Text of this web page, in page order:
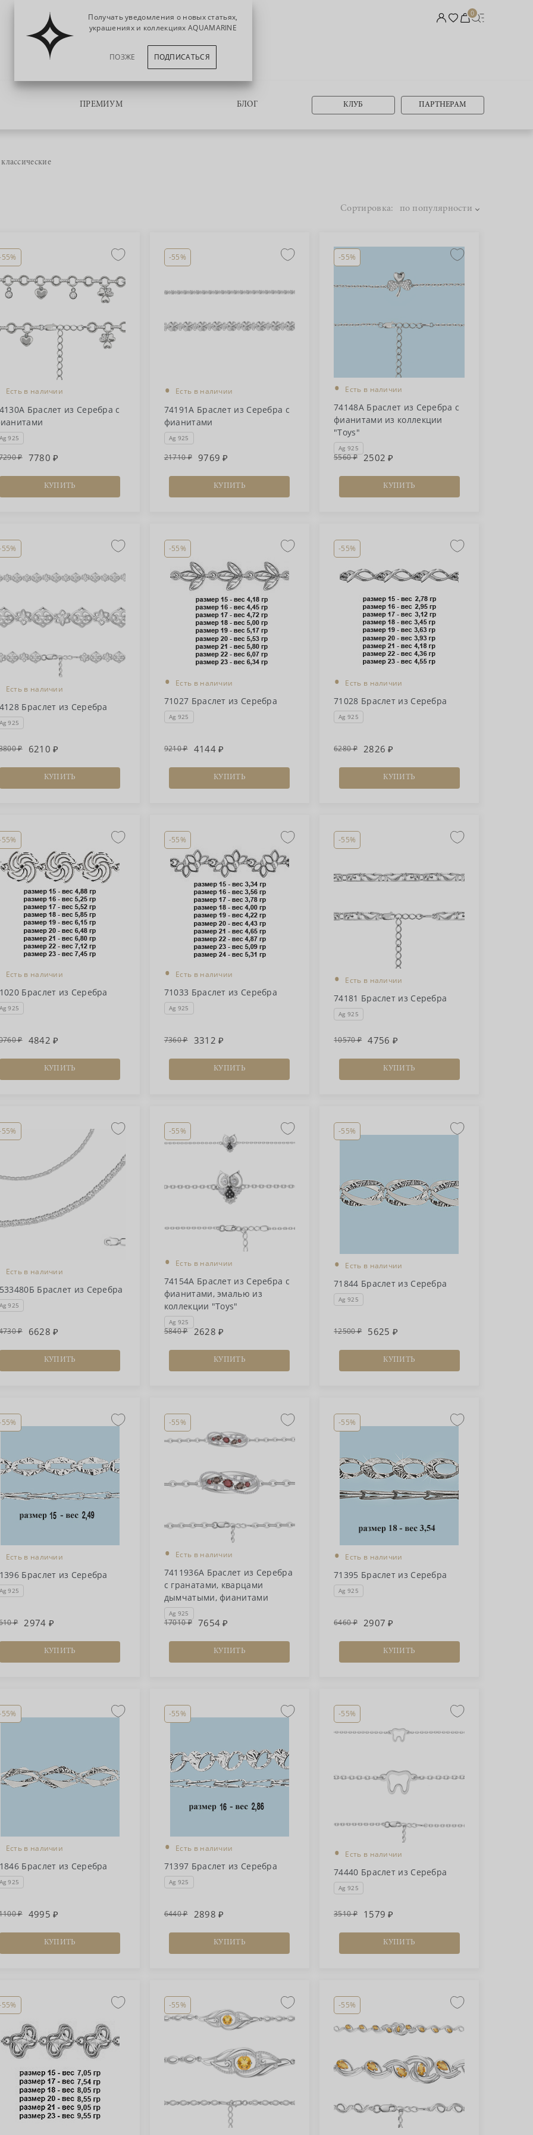
0
ПРЕМИУМ БЛОГ КЛУБ ПАРТНЕРАМ
Сортировка: по популярности
Есть в наличии
Браслет из Серебра с
925
7780
КУПИТЬ
-55%
• Есть в наличии
74191А Браслет из Серебра с
фианитами
Ag 925
21710 9769
КУПИТЬ
-55%
• Есть в наличии
74148А Браслет из Серебра с
фианитами из коллекции
"Toys"
Ag 925
5560 2502
КУПИТЬ
Есть в наличии
Браслет из Серебра
925
6210
КУПИТЬ
-55%
• Есть в наличии
71027 Браслет из Серебра
Ag 925
9210 4144
КУПИТЬ
-55%
• Есть в наличии
71028 Браслет из Серебра
Ag 925
6280 2826
КУПИТЬ
Есть в наличии
Браслет из Серебра
925
4842
КУПИТЬ
-55%
• Есть в наличии
71033 Браслет из Серебра
Ag 925
7360 3312
КУПИТЬ
-55%
• Есть в наличии
74181 Браслет из Серебра
Ag 925
10570 4756
КУПИТЬ
Есть в наличии
Браслет из Серебра
925
6628
КУПИТЬ
-55%
• Есть в наличии
74154А Браслет из Серебра с
фианитами, эмалью из
коллекции "Toys"
Ag 925
5840 2628
КУПИТЬ
-55%
• Есть в наличии
71844 Браслет из Серебра
Ag 925
12500 5625
КУПИТЬ
Есть в наличии
Браслет из Серебра
925
2974
КУПИТЬ
-55%
• Есть в наличии
7411936А Браслет из Серебра
с гранатами, кварцами
дымчатыми, фианитами
Ag 925
17010 7654
КУПИТЬ
-55%
• Есть в наличии
71395 Браслет из Серебра
Ag 925
6460 2907
КУПИТЬ
Есть в наличии
Браслет из Серебра
925
4995
КУПИТЬ
-55%
• Есть в наличии
71397 Браслет из Серебра
Ag 925
6440 2898
КУПИТЬ
-55%
• Есть в наличии
74440 Браслет из Серебра
Ag 925
3510 1579
КУПИТЬ
-55% -55%
Получать уведомления о новых статьях,
украшениях и коллекциях AQUAMARINE
ПОЗЖЕ ПОДПИСАТЬСЯ